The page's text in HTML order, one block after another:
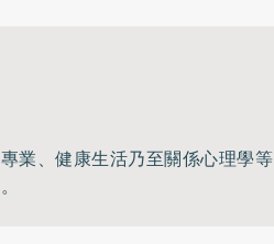
業、健康生活乃至關係心理學等